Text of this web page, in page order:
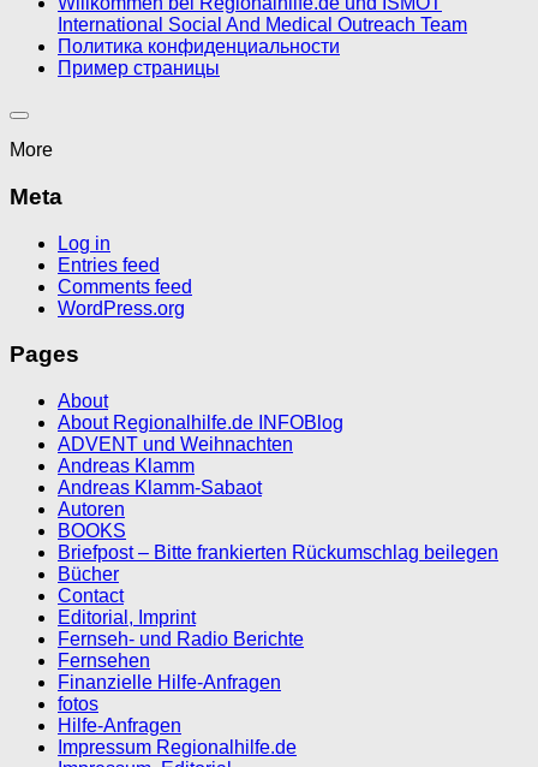
International Social And Medical Outreach Team
Политика конфиденциальности
Пример страницы
More
Meta
Log in
Entries feed
Comments feed
WordPress.org
Pages
About
About Regionalhilfe.de INFOBlog
ADVENT und Weihnachten
Andreas Klamm
Andreas Klamm-Sabaot
Autoren
BOOKS
Briefpost – Bitte frankierten Rückumschlag beilegen
Bücher
Contact
Editorial, Imprint
Fernseh- und Radio Berichte
Fernsehen
Finanzielle Hilfe-Anfragen
fotos
Hilfe-Anfragen
Impressum Regionalhilfe.de